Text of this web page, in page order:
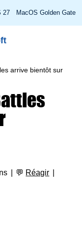
27 MacOS Golden Gate
arrive bientôt sur
💬 Réagir